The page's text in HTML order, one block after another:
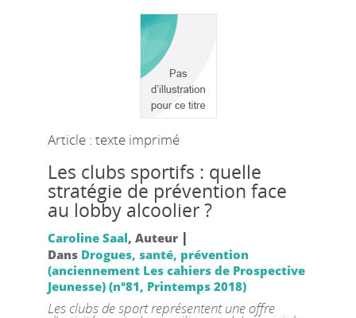
Article : texte imprimé
Les clubs sportifs : quelle
stratégie de prévention face
au lobby alcoolier ?
Caroline Saal, Auteur |
Dans Drogues, santé, prévention
(anciennement Les cahiers de Prospective
Jeunesse) (n°81, Printemps 2018)
Les clubs de sport représentent une offre